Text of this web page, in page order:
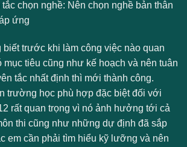
biết trước khi làm công việc nào quan
mục tiêu cũng như kế hoạch và nên tuân
tắc nhất định thì mới thành công.
trường học phù hợp đặc biệt đối với
rất quan trọng vì nó ảnh hưởng tới cả
thi cũng như những dự định đã sắp
em cần phải tìm hiểu kỹ lưỡng và nên